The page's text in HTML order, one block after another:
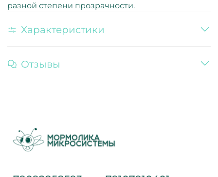
разной степени прозрачности.
Характеристики
Отзывы